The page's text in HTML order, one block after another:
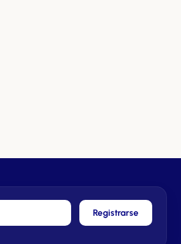
Registrarse